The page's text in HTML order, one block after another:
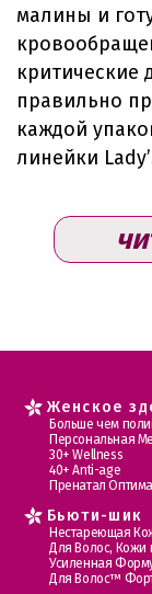
малины и
правильно
каждой
линейки
Женское
Больше чем
Персональная
30+ Wellness
40+ Anti-age
Пренатал
Бьюти-шик
Нестареющая
Для Волос, Кожи
Усиленная
Для Волос™